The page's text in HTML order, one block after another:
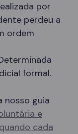
por
perdeu a
ordem
formal.
nosso guia
e
cada